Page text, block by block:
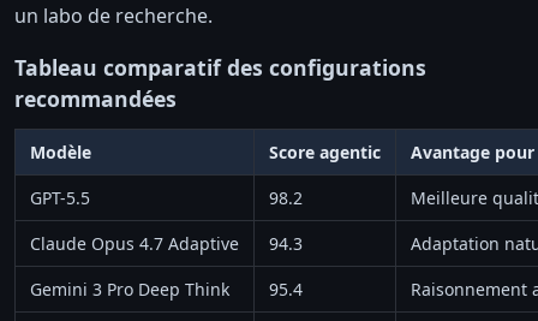
un labo de recherche.
Tableau comparatif des configurations
recommandées
Modèle Score agentic
Avantage pour
GPT-5.5
98.2
Meilleure
Claude Opus 4.7 Adaptive
94.3
Adaptation
Gemini 3 Pro Deep Think
95.4
Raisonnement